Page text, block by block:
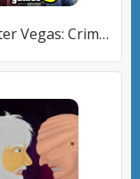
Gangster Vegas: Crime City War